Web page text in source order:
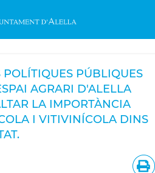
POLÍTIQUES PÚBLIQUES
AGRARI D'ALELLA
LA IMPORTÀNCIA
I VITIVINÍCOLA DINS